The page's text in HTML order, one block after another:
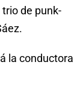
de punk-
la conductora